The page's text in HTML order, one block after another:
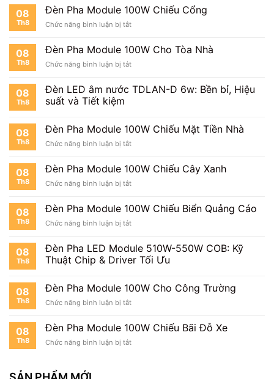
Pha
Module
100W
Sân
08
Th8
Đèn Pha Module 100W Chiếu Cổng
Chức năng bình luận bị tắtở
Pha
Module
100W
Cổng
08
Th8
Đèn Pha Module 100W Cho Tòa Nhà
Chức năng bình luận bị tắtở
Pha
Module
Tòa
08
Th8
Đèn LED âm nước TDLAN-D 6w: Bền bỉ, Hiệu
suất và Tiết kiệm
08
Th8
Đèn Pha Module 100W Chiếu Mặt Tiền Nhà
Chức năng bình luận bị tắtở
Pha
Module
100W
Mặt
Nhà
08
Th8
Đèn Pha Module 100W Chiếu Cây Xanh
Chức năng bình luận bị tắtở
Pha
Module
100W
Cây
Xanh
08
Th8
Đèn Pha Module 100W Chiếu Biển Quảng Cáo
Chức năng bình luận bị tắtở
Pha
Module
100W
Biển
Cáo
08
Th8
Đèn Pha LED Module 510W-550W COB: Kỹ
Thuật Chip & Driver Tối Ưu
08
Th8
Đèn Pha Module 100W Cho Công Trường
Chức năng bình luận bị tắtở
Pha
Module
100W
08
Th8
Đèn Pha Module 100W Chiếu Bãi Đỗ Xe
Chức năng bình luận bị tắtở